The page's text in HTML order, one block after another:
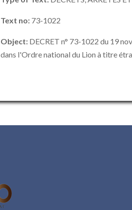
Text no: 73-1022
Object: DECRET n° 73-1022 du 19
dans l'Ordre national du Lion à titre